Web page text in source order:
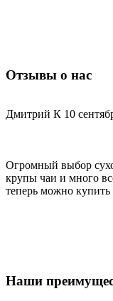
Отзывы о нас
Дмитрий К 10
Огромный выбор
крупы чаи и много
теперь можно
Наши